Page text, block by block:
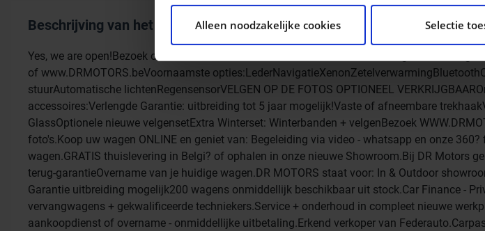
ons websiteverkeer te analyseren. Ook delen we informatie
social media, adverteren en analyse. Deze partners kunnen
aan ze heeft verstrekt of die ze hebben verzameld op basis
Alleen noodzakelijke cookies Selectie
Beschrijving van het voertuig occasie
Yes, we are open!Bezoek onze nieuwe Showroom of KOOP ONLINE: Maandag tot Zaterdag:
of www.DRMOTORS.beVoornaamste
stuurAutomatische lichtenRegensensorVELGEN OP DE FOTOS OPTIONEEL
accessoires:Verlengde Garantie: uitbreiding tot 5 jaar mogelijk!Vaste of afneembare
GlassOptionele nieuwe velgensetExtra Winterset: Winterbanden + velgenBezoek
foto's.Koop uw wagen ONLINE en geniet van: Begeleiding via video - whatsapp en onze
wagen.GRATIS thuislevering in Belgi? of ophalen in onze nieuwe Showroom.Bij DR Motors
terug-garantieOvername van je huidige wagen.DR MOTORS staat voor: In & Outdoor
Garantie uitbreiding mogelijk200 wagens onmiddellijk beschikbaar uit stock.Car Finance -
vervangwagens + gekwalificeerde techniekers.Service + onderhoud in compleet nieuwe
aankoopdienst of overname - onmiddellijke uitbetaling.Erkend verkoper van